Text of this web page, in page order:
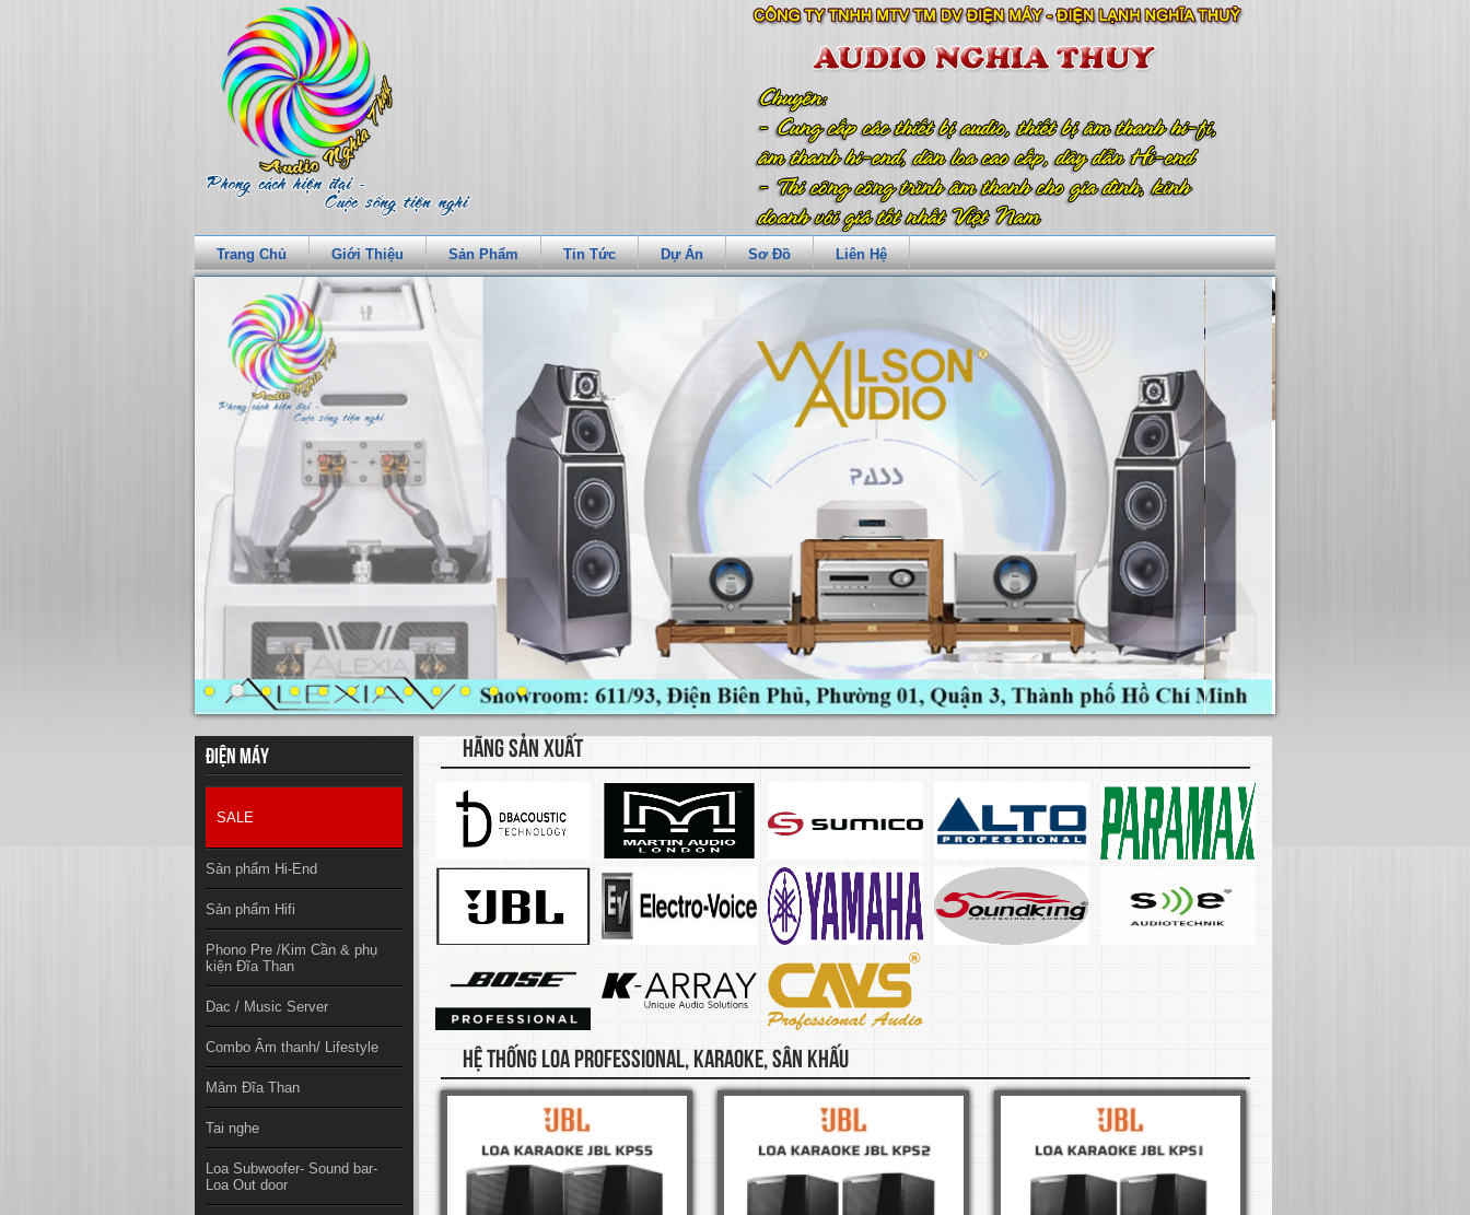
Trang Chủ Giới Thiệu Sản Phẩm Tin Tức Dự Án Sơ Đồ Liên Hệ
Điện máy
SALE
Sản phẩm Hi-End
Sản phẩm Hifi
Phono Pre /Kim Cần & phụ
kiện Đĩa Than
Dac / Music Server
Combo Âm thanh/ Lifestyle
Mâm Đĩa Than
Tai nghe
Loa Subwoofer- Sound bar-
Loa Out door
HÃNG SẢN XUẤT
HỆ THỐNG LOA PROFESSIONAL, KARAOKE, SÂN KHẤU